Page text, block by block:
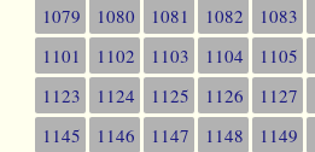
1079
1080 1081 1082 1083
1101
1102 1103 1104 1105
1123
1124 1125 1126 1127
1145
1146 1147 1148 1149